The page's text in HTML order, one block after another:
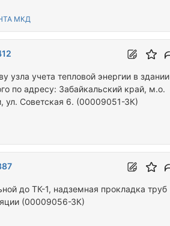
Нагорная, д. 12
МКД
узла учета тепловой энергии в здании
по адресу: Забайкальский край, м.о.
ул. Советская 6. (00009051-ЗК)
до ТК-1, надземная прокладка труб
(00009056-ЗК)